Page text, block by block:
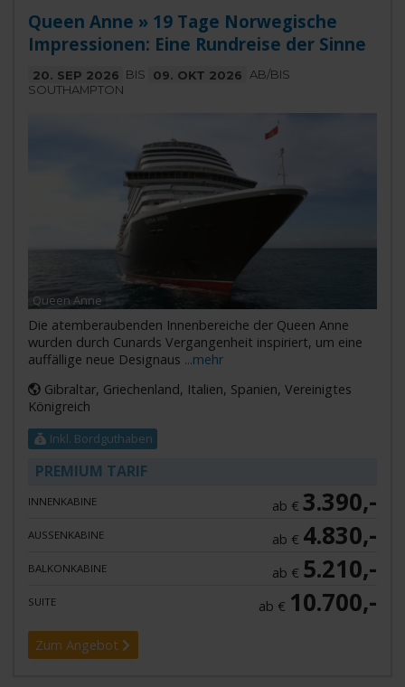
Queen Anne » 19 Tage Norwegische
Impressionen: Eine Rundreise der Sinne
20. SEP 2026 BIS 09. OKT 2026
AB/BIS
SOUTHAMPTON
Queen Anne
Die atemberaubenden Innenbereiche der Queen Anne
wurden durch Cunards Vergangenheit inspiriert, um eine
auffällige neue Designaus ...mehr
Gibraltar, Griechenland, Italien, Spanien, Vereinigtes
Königreich
Inkl. Bordguthaben
PREMIUM TARIF
INNENKABINE ab €3.390,-
AUSSENKABINE ab € 4.830,-
BALKONKABINE ab € 5.210,-
SUITE ab € 10.700,-
Zum Angebot